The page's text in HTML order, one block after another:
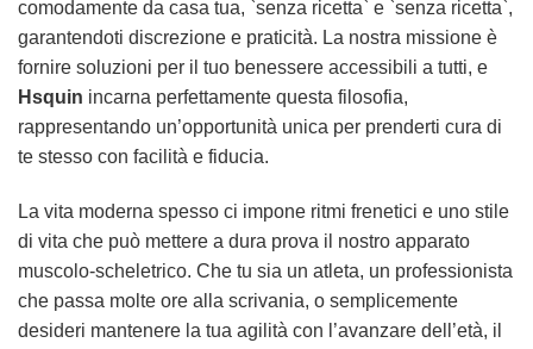
comodamente da casa tua, `senza ricetta` e `senza ricetta`,
garantendoti discrezione e praticità. La nostra missione è
fornire soluzioni per il tuo benessere accessibili a tutti, e
Hsquin incarna perfettamente questa filosofia,
rappresentando un’opportunità unica per prenderti cura di
te stesso con facilità e fiducia.
La vita moderna spesso ci impone ritmi frenetici e uno stile
di vita che può mettere a dura prova il nostro apparato
muscolo-scheletrico. Che tu sia un atleta, un professionista
che passa molte ore alla scrivania, o semplicemente
desideri mantenere la tua agilità con l’avanzare dell’età, il